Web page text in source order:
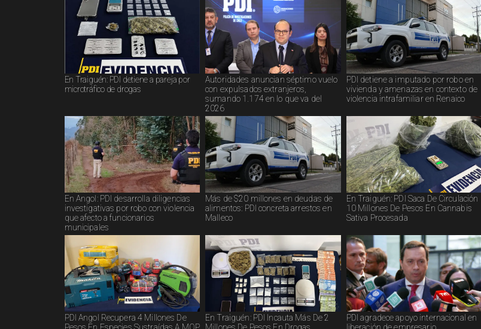
En Traiguén: PDI detiene a pareja por
microtráfico de drogas
Autoridades anuncian séptimo vuelo
con expulsados extranjeros,
sumando 1.174 en lo que va del
2026
PDI detiene a imputado por robo en
vivienda y amenazas en contexto de
violencia intrafamiliar en Renaico
En Angol: PDI desarrolla diligencias
investigativas por robo con violencia
que afecto a funcionarios
municipales
Más de $20 millones en deudas de
alimentos: PDI concreta arrestos en
Malleco
En Traiguén: PDI Saca De Circulación
10 Millones De Pesos En Cannabis
Sativa Procesada
PDI Angol Recupera 4 Millones De
En Traiguén: PDI Incauta Más De 2
PDI agradece apoyo internacional en